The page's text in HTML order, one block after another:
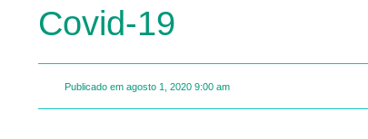
Covid-19
Publicado em agosto 1, 2020 9:00 am